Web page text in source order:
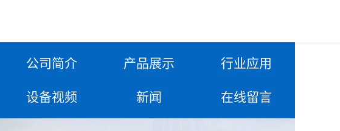
公司简介 产品展示 行业应用
设备视频 新闻 在线留言